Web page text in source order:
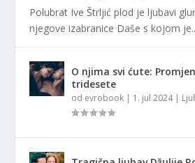
Polubrat Ive Štrljić plod je ljubavi
njegove izabranice Daše s kojom
O njima svi ćute:
tridesete
od evrobook | 1. jul 2024|